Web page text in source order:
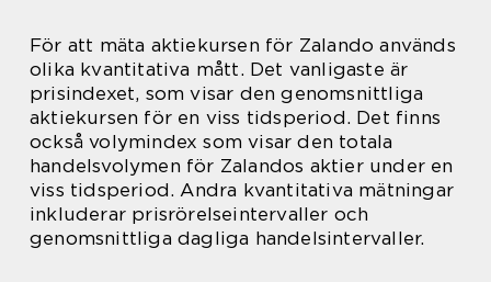
För att mäta aktiekursen för Zalando används
olika kvantitativa mått. Det vanligaste är
prisindexet, som visar den genomsnittliga
aktiekursen för en viss tidsperiod. Det finns
också volymindex som visar den totala
handelsvolymen för Zalandos aktier under en
viss tidsperiod. Andra kvantitativa mätningar
inkluderar prisrörelseintervaller och
genomsnittliga dagliga handelsintervaller.